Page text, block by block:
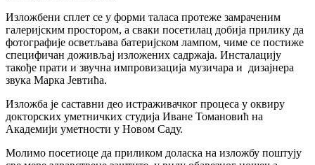
Изложбени сплет се у форми таласа протеже замраченим
галеријским простором, а сваки посетилац добија прилику да
фотографије осветљава батеријском лампом, чиме се постиже
специфичан доживљај изложених садржаја. Инсталацију
такође прати и звучна импровизација музичара и дизајнера
звука Марка Јевтића.
Изложба је саставни део истраживачког процеса у оквиру
докторских уметничких студија Иване Томановић на
Академији уметности у Новом Саду.
Молимо посетиоце да приликом доласка на изложбу поштују